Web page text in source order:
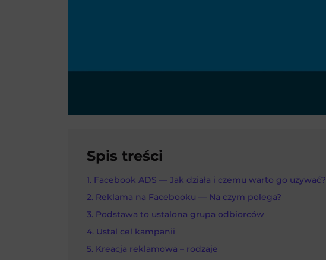
Spis treści
Facebook ADS — Jak działa i czemu warto go używać?
Reklama na Facebooku — Na czym polega?
Podstawa to ustalona grupa odbiorców
Ustal cel kampanii
Kreacja reklamowa – rodzaje